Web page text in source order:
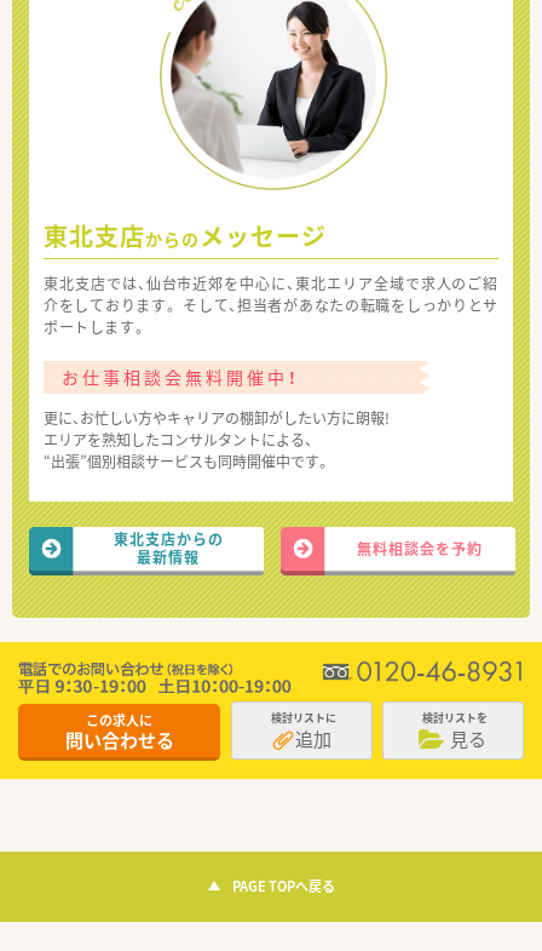
東北支店からの メッセージ
東北支店では、仙台市近郊を中心に、東北エリア全域で求人のご紹
介をしております。 そして、担当者があなたの転職をしっかりとサ
ポートします。
お仕事相談会無料開催中！
更に、お忙しい方やキャリアの棚卸がしたい方に朗報!
エリアを熟知したコンサルタントによる、
“出張”個別相談サービスも同時開催中です。
東北支店からの
最新情報
無料相談会を予約
この求人に
問い合わせる
検討リストに
追加
検討リストを
見る
PAGE TOPへ戻る